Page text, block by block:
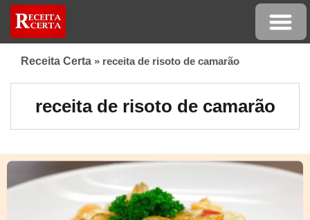
Receita Certa » receita de risoto de camarão
receita de risoto de camarão